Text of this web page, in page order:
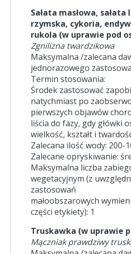
Sałata masłowa, sałata
rzymska, cykoria,
rukola (w uprawie pod
Zgnilizna twardzikowa
Maksymalna /zalecana
jednorazowego
Termin stosowania:
Środek zastosować
natychmiast po
pierwszych objawów
liścia do fazy, gdy główki
wielkość, kształt i
Zalecana ilość wody: 200-
Zalecane opryskiwanie:
Maksymalna liczba
wegetacyjnym (z
zastosowań
małoobszarowych
części etykiety): 1
Truskawka (w uprawie
Mączniak prawdziwy